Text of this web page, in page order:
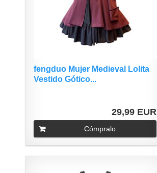
fengduo Mujer Medieval Lolita
Vestido Gótico...
29,99 EUR
Cómpralo